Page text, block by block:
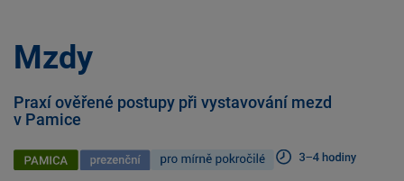
Mzdy
Praxí ověřené postupy při vystavování mezd
v Pamice